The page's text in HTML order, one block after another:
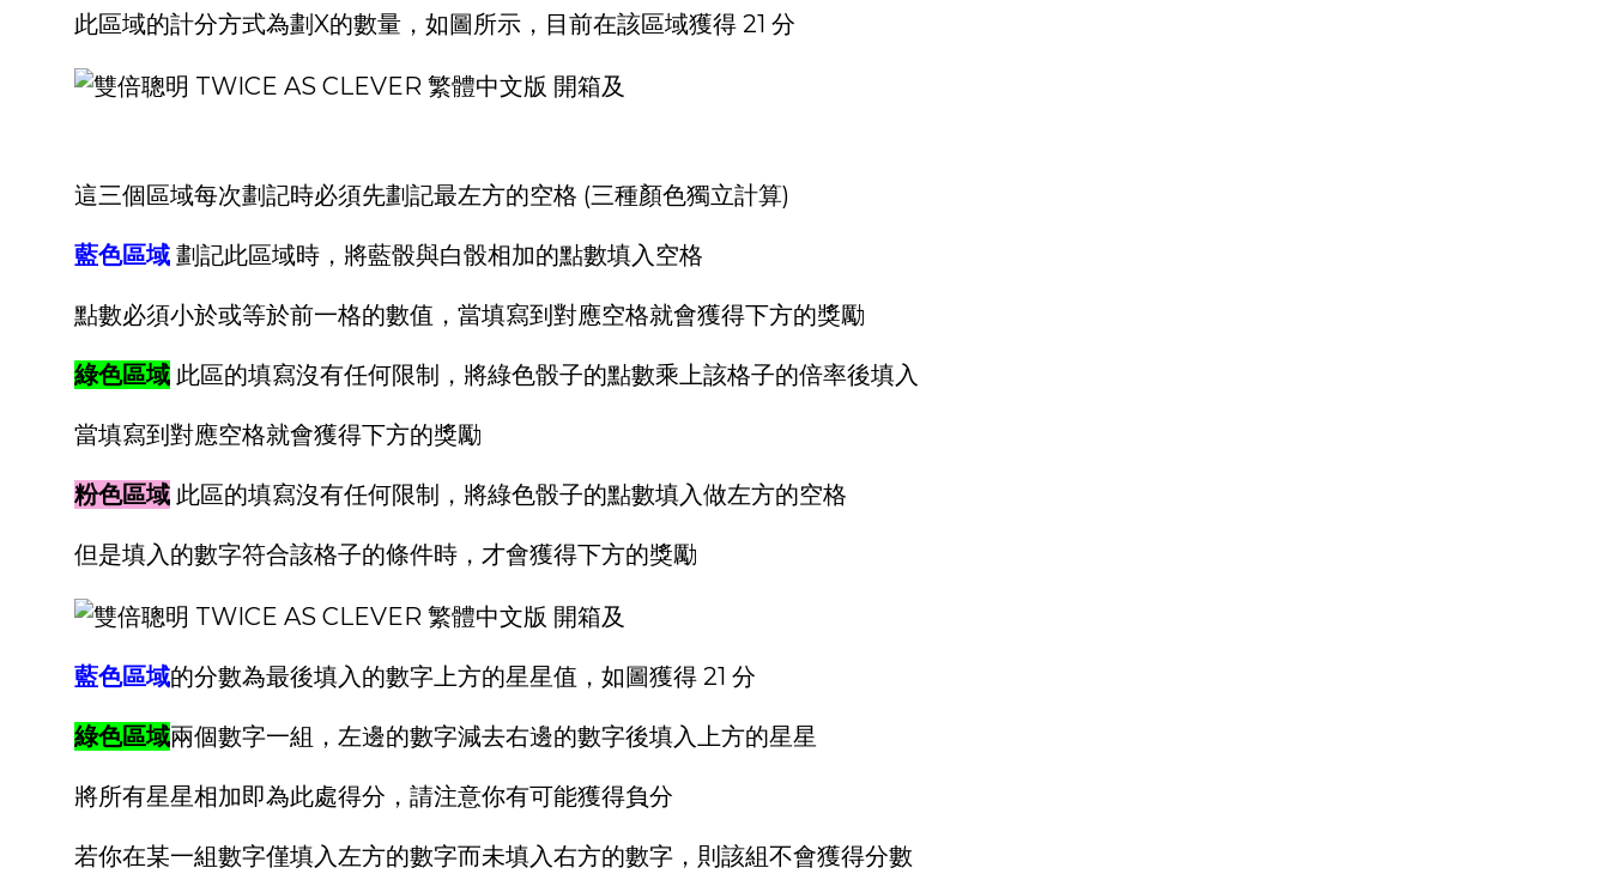
此區域的計分方式為劃X的數量，如圖所示，目前在該區域獲得 21 分
這三個區域每次劃記時必須先劃記最左方的空格 (三種顏色獨立計算)
藍色區域 劃記此區域時，將藍骰與白骰相加的點數填入空格
點數必須小於或等於前一格的數值，當填寫到對應空格就會獲得下方的獎勵
綠色區域 此區的填寫沒有任何限制，將綠色骰子的點數乘上該格子的倍率後填入
當填寫到對應空格就會獲得下方的獎勵
粉色區域 此區的填寫沒有任何限制，將綠色骰子的點數填入做左方的空格
但是填入的數字符合該格子的條件時，才會獲得下方的獎勵
藍色區域的分數為最後填入的數字上方的星星值，如圖獲得 21 分
綠色區域兩個數字一組，左邊的數字減去右邊的數字後填入上方的星星
將所有星星相加即為此處得分，請注意你有可能獲得負分
若你在某一組數字僅填入左方的數字而未填入右方的數字，則該組不會獲得分數